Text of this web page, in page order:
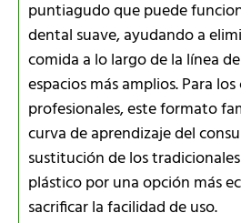
puntiagudo que puede
dental suave, ayudando a
comida a lo largo de la línea
espacios más amplios. Para
profesionales, este formato
curva de aprendizaje del
sustitución de los
plástico por una opción más
sacrificar la facilidad de uso.